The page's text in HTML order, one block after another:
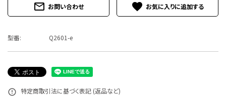
mail_outline お問い合わせ favorite
型番: Q2601-e
error_outline 特定商取引法に基づく表記 (返品など)